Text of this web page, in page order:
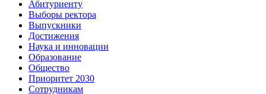
Абитуриенту
Выборы ректора
Выпускники
Достижения
Наука и инновации
Образование
Общество
Приоритет 2030
Сотрудникам